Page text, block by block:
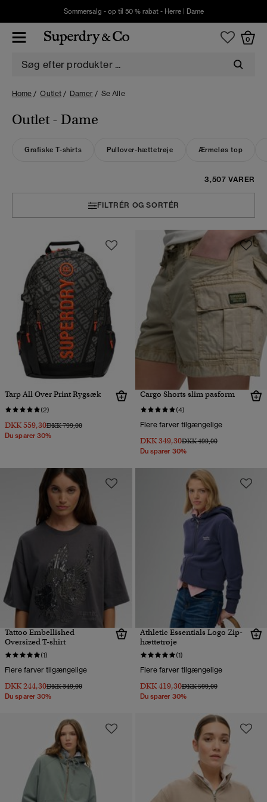
Sommersalg - op til 50 % rabat - Herre| Dame
0
Home Outlet Damer Se Alle
Outlet - Dame
Grafiske T-shirts Pullover-hættetrøje Ærmeløs top
3,507 VARER
FILTRÉR OG SORTÉR
Tarp All Over Print Rygsæk
(2)
DKK 559,30Pris nedsat fra
DKK 799,00til
Du sparer 30%
Cargo Shorts slim pasform
(4)
Flere farver tilgængelige
DKK 349,30Pris nedsat fra
DKK 499,00til
Du sparer 30%
Tattoo Embellished
Oversized T-shirt
(1)
Flere farver tilgængelige
DKK 244,30Pris nedsat fra
DKK 349,00til
Du sparer 30%
Athletic Essentials Logo Zip-
hættetrøje
(1)
Flere farver tilgængelige
DKK 419,30Pris nedsat fra
DKK 599,00til
Du sparer 30%